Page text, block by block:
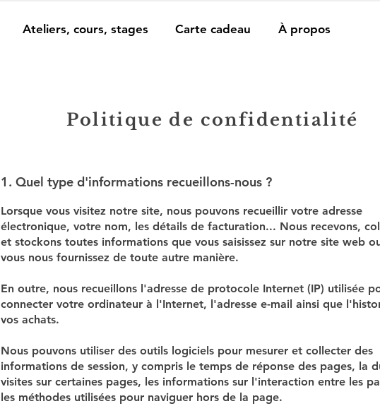
Ateliers, cours, stages Carte cadeau À propos
Politique de confidentialité
1. Quel type d'informations recueillons-nous ?
Lorsque vous visitez notre site, nous pouvons recueillir votre adresse
électronique, votre nom, les détails de facturation... Nous recevons,
et stockons toutes informations que vous saisissez sur notre site web
vous nous fournissez de toute autre manière.
En outre, nous recueillons l'adresse de protocole Internet (IP) utilisée
connecter votre ordinateur à l'Internet, l'adresse e-mail ainsi que
vos achats.
Nous pouvons utiliser des outils logiciels pour mesurer et collecter des
informations de session, y compris le temps de réponse des pages, la
visites sur certaines pages, les informations sur l'interaction entre les
les méthodes utilisées pour naviguer hors de la page.